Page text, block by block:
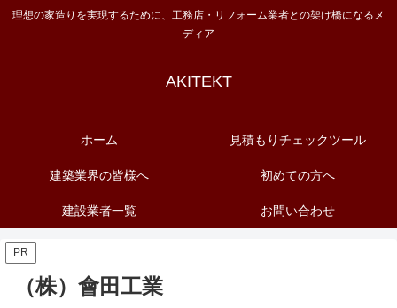
理想の家造りを実現するために、工務店・リフォーム業者との架け橋になるメ
ディア
AKITEKT
ホーム 見積もりチェックツール
建築業界の皆様へ 初めての方へ
建設業者一覧 お問い合わせ
PR
（株）會田工業